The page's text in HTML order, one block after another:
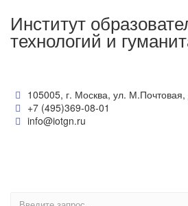
Институт
технологий и
105005, г. Москва, ул. М.Почтовая,
+7 (495)369-08-01
info@iotgn.ru